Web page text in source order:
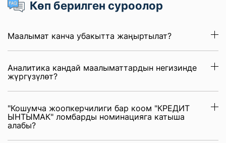
Көп берилген суроолор
Маалымат канча убакытта жаңыртылат?
Аналитика кандай маалыматтардын негизинде
жүргүзүлөт?
"Кошумча жоопкерчилиги бар коом "КРЕДИТ
ЫНТЫМАК" ломбарды номинацияга катыша
алабы?